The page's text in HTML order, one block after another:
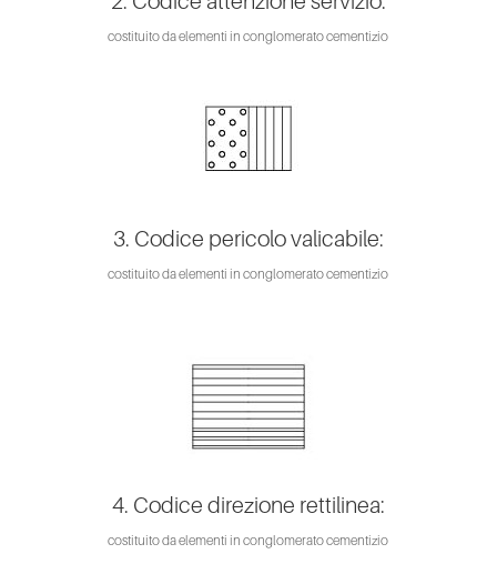
costituito da elementi in conglomerato cementizio
3. Codice pericolo valicabile:
costituito da elementi in conglomerato cementizio
4. Codice direzione rettilinea:
costituito da elementi in conglomerato cementizio